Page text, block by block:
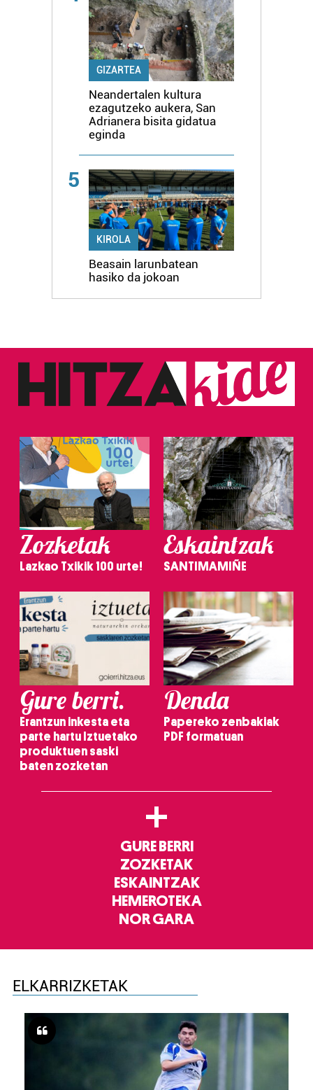
GIZARTEA
Neandertalen kultura
ezagutzeko aukera, San
Adrianera bisita gidatua
eginda
5
KIROLA
Beasain larunbatean
hasiko da jokoan
Zozketak
Lazkao Txikik 100 urte!
Eskaintzak
SANTIMAMIÑE
Gure berri.
Erantzun inkesta eta
parte hartu Iztuetako
produktuen saski
baten zozketan
Denda
Papereko zenbakiak
PDF formatuan
+
GURE BERRI
ZOZKETAK
ESKAINTZAK
HEMEROTEKA
NOR GARA
ELKARRIZKETAK